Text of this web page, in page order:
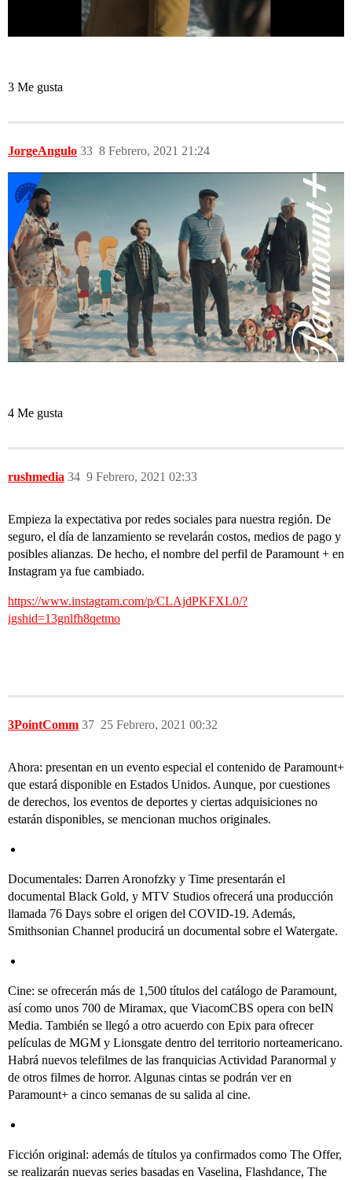
3 Me gusta
JorgeAngulo 8 Febrero, 2021 21:24
33
4 Me gusta
rushmedia 9 Febrero, 2021 02:33
34
Empieza la expectativa por redes sociales para nuestra región. De
seguro, el día de lanzamiento se revelarán costos, medios de pago y
posibles alianzas. De hecho, el nombre del perfil de Paramount + en
Instagram ya fue cambiado.
https://www.instagram.com/p/CLAjdPKFXL0/?
igshid=13gnlfh8qetmo
3PointComm 25 Febrero, 2021 00:32
37
Ahora: presentan en un evento especial el contenido de Paramount+
que estará disponible en Estados Unidos. Aunque, por cuestiones
de derechos, los eventos de deportes y ciertas adquisiciones no
estarán disponibles, se mencionan muchos originales.
Documentales: Darren Aronofzky y Time presentarán el
documental Black Gold, y MTV Studios ofrecerá una producción
llamada 76 Days sobre el origen del COVID-19. Además,
Smithsonian Channel producirá un documental sobre el Watergate.
Cine: se ofrecerán más de 1,500 títulos del catálogo de Paramount,
así como unos 700 de Miramax, que ViacomCBS opera con beIN
Media. También se llegó a otro acuerdo con Epix para ofrecer
películas de MGM y Lionsgate dentro del territorio norteamericano.
Habrá nuevos telefilmes de las franquicias Actividad Paranormal y
de otros filmes de horror. Algunas cintas se podrán ver en
Paramount+ a cinco semanas de su salida al cine.
Ficción original: además de títulos ya confirmados como The Offer,
se realizarán nuevas series basadas en Vaselina, Flashdance, The